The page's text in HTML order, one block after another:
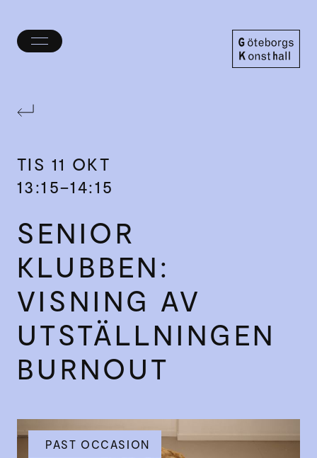
Öppna/stäng
TIS 11 OKT
13:15–14:15
SENIOR­
KLUBBEN:
VISNING AV
UTSTÄLLNINGEN
BURNOUT
PAST OCCASION